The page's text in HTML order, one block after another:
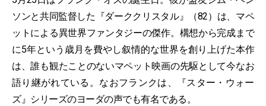
ソンと共同監督した『ダーククリスタル』（82）は、マペ
ットによる異世界ファンタジーの傑作。構想から完成まで
に5年という歳月を費やし叙情的な世界を創り上げた本作
は、誰も観たことのないマペット映画の先駆として今なお
語り継がれている。なおフランクは、『スター・ウォー
ズ』シリーズのヨーダの声でも有名である。